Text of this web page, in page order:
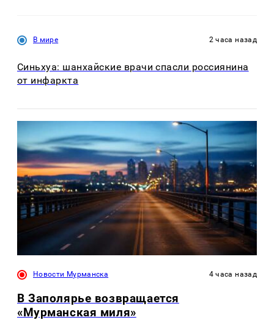
В мире 2 часа назад
Синьхуа: шанхайские врачи спасли россиянина
от инфаркта
Новости Мурманска 4 часа назад
В Заполярье возвращается
«Мурманская миля»